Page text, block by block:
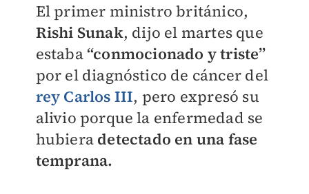
El primer ministro británico,
Rishi Sunak, dijo el martes que
estaba“conmocionado y triste”
por el diagnóstico de cáncer del
rey Carlos III, pero expresó su
alivio porque la enfermedad se
hubiera detectado en una fase
temprana.